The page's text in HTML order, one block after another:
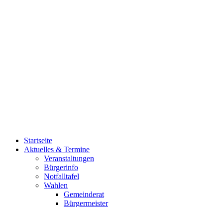
Startseite
Aktuelles & Termine
Veranstaltungen
Bürgerinfo
Notfalltafel
Wahlen
Gemeinderat
Bürgermeister